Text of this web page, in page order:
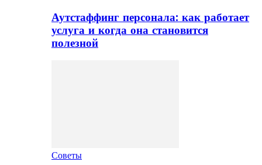
Аутстаффинг персонала: как работает
услуга и когда она становится
полезной
Советы